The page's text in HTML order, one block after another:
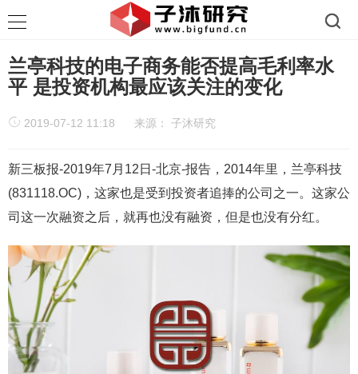
兰亭科技的电子商务能否提高毛利率水
平 是投资机构最应该关注的变化
2019-07-12 11:18 来源： 子沐研究
新三板报-2019年7月12日-北京-报告，2014年里，兰亭科技
(831118.OC)，这家也是受到投资者追捧的公司之一。这家公
司这一次融资之后，就再也没有融资，但是也没有分红。